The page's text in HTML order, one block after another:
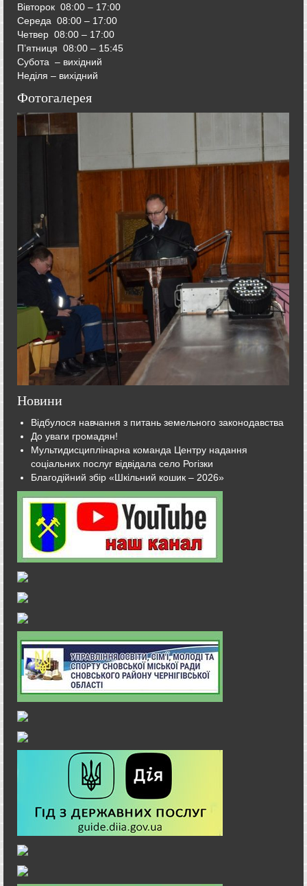
Вівторок 08:00 – 17:00
Середа 08:00 – 17:00
Четвер 08:00 – 17:00
П’ятниця 08:00 – 15:45
Субота – вихідний
Неділя – вихідний
Фотогалерея
Новини
Відбулося навчання з питань земельного законодавства
До уваги громадян!
Мультидисциплінарна команда Центру надання
соціальних послуг відвідала село Рогізки
Благодійний збір «Шкільний кошик – 2026»